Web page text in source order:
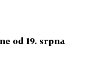
od 19. srpna